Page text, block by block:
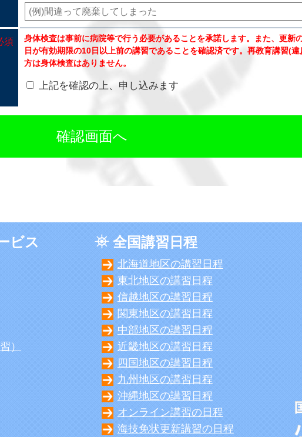
須
身体検査は事前に病院等で行う必要があることを承諾します。また、更新
日が有効期限の10日以上前の講習であることを確認済です。再教育講習(
方は身体検査はありません。
上記を確認の上、申し込みます
ビス
）
全国講習日程
北海道地区の講習日程
東北地区の講習日程
信越地区の講習日程
関東地区の講習日程
中部地区の講習日程
近畿地区の講習日程
四国地区の講習日程
九州地区の講習日程
沖縄地区の講習日程
オンライン講習の日程
海技免状更新講習の日程